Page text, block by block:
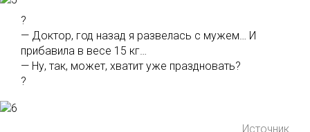
?
— Доктор, год назад я развелась с мужем… И
прибавила в весе 15 кг…
— Ну, так, может, хватит уже праздновать?
?
Источник